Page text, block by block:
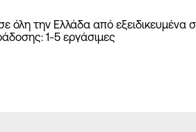
όλη την Ελλάδα από εξειδικευμένα
1-5 εργάσιμες